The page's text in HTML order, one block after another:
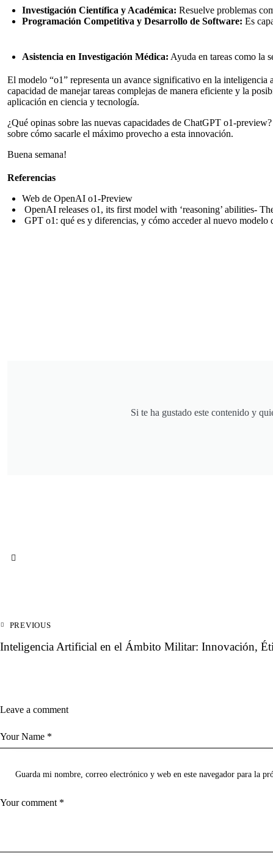
Investigación Científica y Académica: Resuelve problemas
Programación Competitiva y Desarrollo de Software: Es
Asistencia en Investigación Médica: Ayuda en tareas como la
El modelo “o1” representa un avance significativo en la
capacidad de manejar tareas complejas de manera eficiente y la
aplicación en ciencia y tecnología.
¿Qué opinas sobre las nuevas capacidades de ChatGPT o1-
sobre cómo sacarle el máximo provecho a esta innovación.
Buena semana!
Referencias
Web de OpenAI o1-Preview
OpenAI releases o1, its first model with ‘reasoning’ abilities-
GPT o1: qué es y diferencias, y cómo acceder al nuevo
Si te ha gustado este contenido y
PREVIOUS
Inteligencia Artificial en el Ámbito Militar: Innovación,
Leave a comment
Guarda mi nombre, correo electrónico y web en este navegador para la